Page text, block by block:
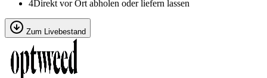
4Direkt vor Ort abholen oder liefern lassen
Zum Livebestand